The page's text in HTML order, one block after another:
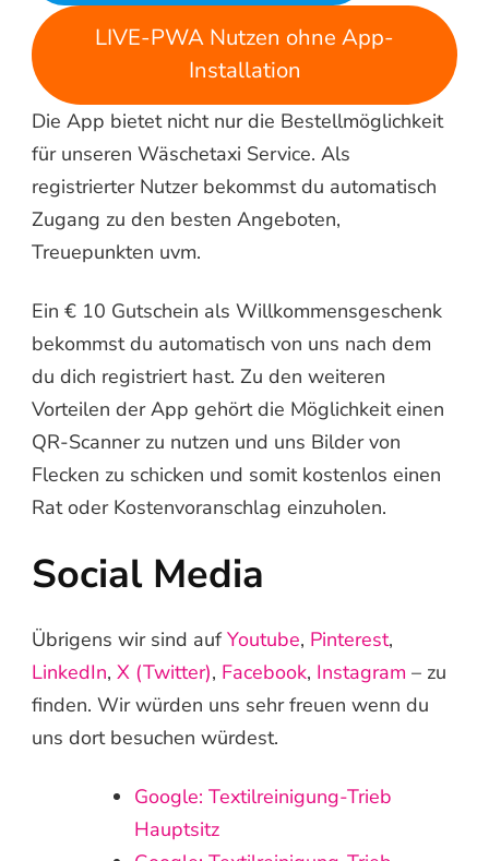
LIVE-PWA Nutzen ohne App-
Installation
Die App bietet nicht nur die Bestellmöglichkeit
für unseren Wäschetaxi Service. Als
registrierter Nutzer bekommst du automatisch
Zugang zu den besten Angeboten,
Treuepunkten uvm.
Ein € 10 Gutschein als Willkommensgeschenk
bekommst du automatisch von uns nach dem
du dich registriert hast. Zu den weiteren
Vorteilen der App gehört die Möglichkeit einen
QR-Scanner zu nutzen und uns Bilder von
Flecken zu schicken und somit kostenlos einen
Rat oder Kostenvoranschlag einzuholen.
Social Media
Übrigens wir sind auf Youtube, Pinterest,
LinkedIn, X (Twitter), Facebook, Instagram – zu
finden. Wir würden uns sehr freuen wenn du
uns dort besuchen würdest.
Google: Textilreinigung-Trieb
Hauptsitz